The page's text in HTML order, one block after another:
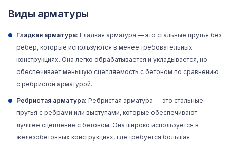
Виды арматуры
Гладкая арматура: Гладкая арматура — это стальные прутья без
ребер, которые используются в менее требовательных
конструкциях. Она легко обрабатывается и укладывается, но
обеспечивает меньшую сцепляемость с бетоном по сравнению
с ребристой арматурой.
Ребристая арматура: Ребристая арматура — это стальные
прутья с ребрами или выступами, которые обеспечивают
лучшее сцепление с бетоном. Она широко используется в
железобетонных конструкциях, где требуется большая